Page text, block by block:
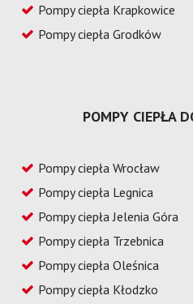
Pompy ciepła Krapkowice
Pompy ciepła Grodków
POMPY CIEPŁA
Pompy ciepła Wrocław
Pompy ciepła Legnica
Pompy ciepła Jelenia Góra
Pompy ciepła Trzebnica
Pompy ciepła Oleśnica
Pompy ciepła Kłodzko